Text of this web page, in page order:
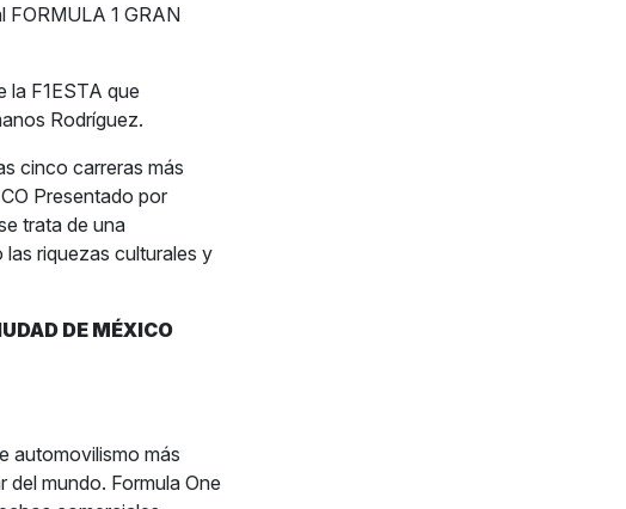
FORMULA 1 GRAN
la F1ESTA que
Rodríguez.
cinco carreras más
Presentado por
trata de una
riquezas culturales y
DE MÉXICO
automovilismo más
del mundo. Formula One